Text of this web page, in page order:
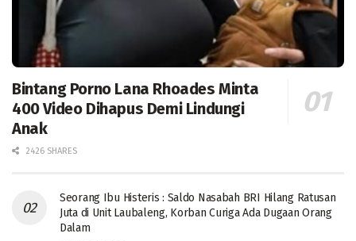
Bintang Porno Lana Rhoades Minta
400 Video Dihapus Demi Lindungi
Anak
2426 SHARES
Seorang Ibu Histeris : Saldo Nasabah BRI Hilang Ratusan
Juta di Unit Laubaleng, Korban Curiga Ada Dugaan Orang
Dalam